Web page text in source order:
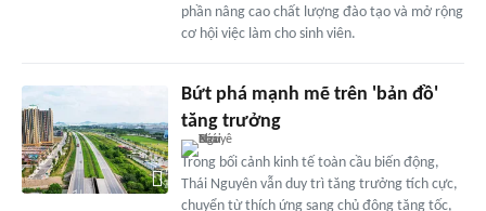
phần nâng cao chất lượng đào tạo và mở rộng
cơ hội việc làm cho sinh viên.
Bứt phá mạnh mẽ trên 'bản đồ'
tăng trưởng
Trong bối cảnh kinh tế toàn cầu biến động,
Thái Nguyên vẫn duy trì tăng trưởng tích cực,
chuyển từ thích ứng sang chủ động tăng tốc,